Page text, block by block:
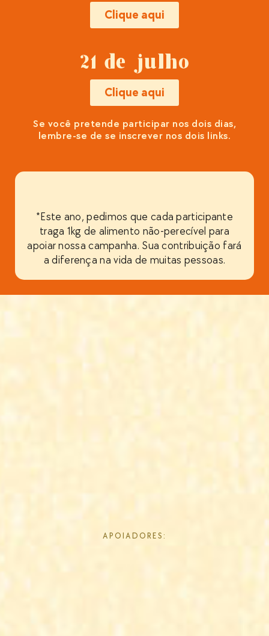
Clique aqui
21 de julho
Clique aqui
Se você pretende participar nos dois dias,
lembre-se de se inscrever nos dois links.
*Este ano, pedimos que cada participante
traga 1kg de alimento não-perecível para
apoiar nossa campanha. Sua contribuição fará
a diferença na vida de muitas pessoas.
APOIADORES: